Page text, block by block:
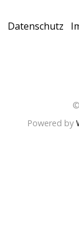
Datenschutz
Powered by